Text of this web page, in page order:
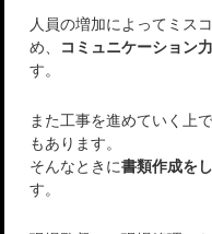
人員の増加によってミス
め、 コミュニケーション
す。
また工事を進めていく上
もあります。
そんなときに書類作成を
す。